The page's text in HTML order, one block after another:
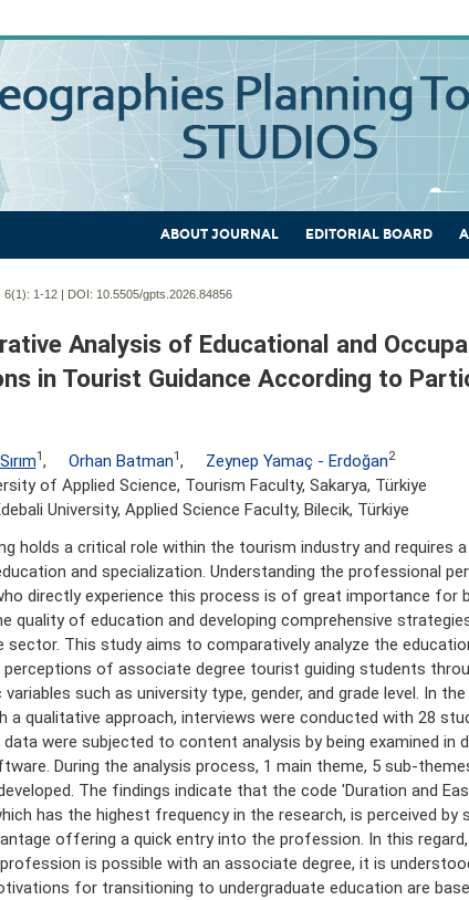
ABOUT JOURNAL EDITORIAL BOARD
6(1): 1-12 | DOI: 10.5505/gpts.2026.84856
Analysis of Educational and
in Tourist Guidance According to
1 , Orhan Batman1 , Zeynep Yamaç - Erdoğan2
of Applied Science, Tourism Faculty, Sakarya, Türkiye
University, Applied Science Faculty, Bilecik, Türkiye
holds a critical role within the tourism industry and requires
and specialization. Understanding the professional
directly experience this process is of great importance for
quality of education and developing comprehensive
This study aims to comparatively analyze the
of associate degree tourist guiding students
such as university type, gender, and grade level. In
a qualitative approach, interviews were conducted with 28
were subjected to content analysis by being examined in
During the analysis process, 1 main theme, 5 sub-
The findings indicate that the code 'Duration and
has the highest frequency in the research, is perceived by
offering a quick entry into the profession. In this
is possible with an associate degree, it is
for transitioning to undergraduate education are